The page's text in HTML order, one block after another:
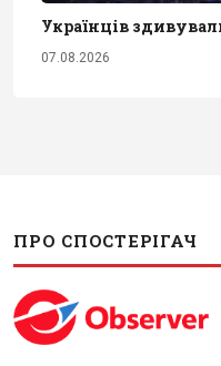
Українців
07.08.2026
ПРО СПОСТЕРІГАЧ